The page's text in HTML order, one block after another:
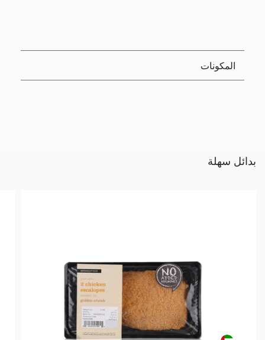
المكونات
بدائل سهلة